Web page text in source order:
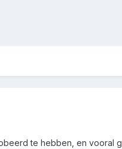
te hebben, en vooral